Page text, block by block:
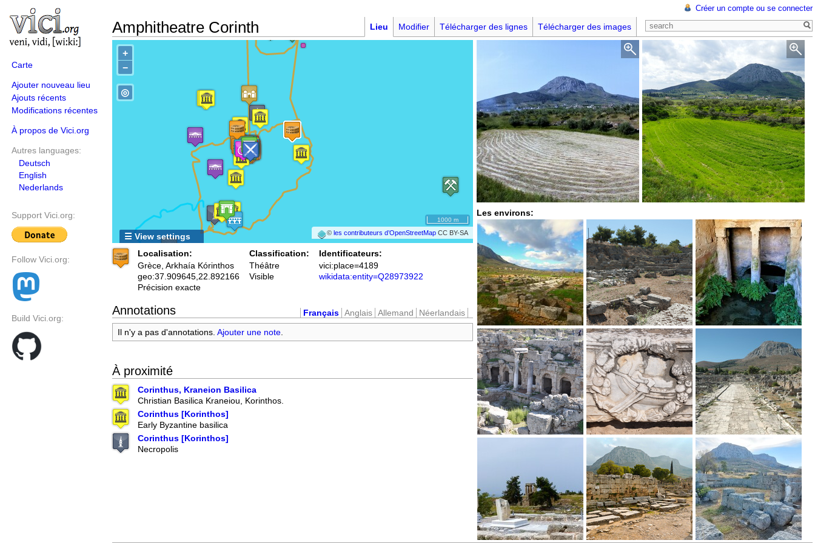
Carte
Ajouter nouveau lieu
Ajouts récents
Modifications récentes
À propos de Vici.org
Autres languages:
Deutsch
English
Nederlands
Support Vici.org:
Follow Vici.org:
Build Vici.org:
Amphitheatre Corinth
Créer un compte ou se connecter
Lieu Modifier Télécharger des lignes Télécharger des images
+
−
©les contributeurs d’OpenStreetMap CC BY-SA
◎
1000 m
☰ View settings
Les environs:
Localisation:
Grèce, Arkhaía Kórinthos
geo:37.909645,22.892166
Précision exacte
Classification:
Théâtre
Visible
Identificateurs:
vici:place=4189
wikidata:entity=Q28973922
Annotations Français Anglais Allemand
Néerlandais
Il n'y a pas d'annotations. Ajouter une note.
À proximité
Corinthus, Kraneion Basilica
Christian Basilica Kraneiou, Korinthos.
Corinthus [Korinthos]
Early Byzantine basilica
Corinthus [Korinthos]
Necropolis